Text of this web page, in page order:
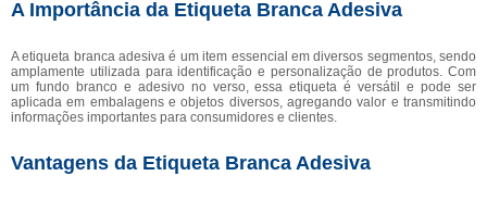
A Importância da Etiqueta Branca Adesiva
A etiqueta branca adesiva é um item essencial em diversos segmentos, sendo
amplamente utilizada para identificação e personalização de produtos. Com
um fundo branco e adesivo no verso, essa etiqueta é versátil e pode ser
aplicada em embalagens e objetos diversos, agregando valor e transmitindo
informações importantes para consumidores e clientes.
Vantagens da Etiqueta Branca Adesiva